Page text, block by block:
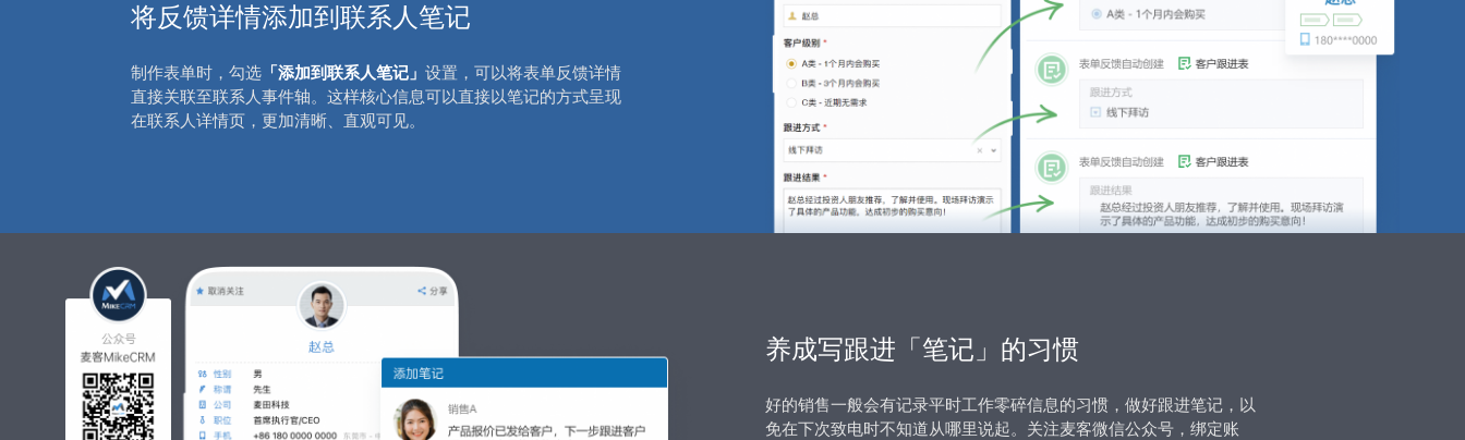
将反馈详情添加到联系人笔记
制作表单时，勾选 「添加到联系人笔记」 设置，可以将表单反馈详情
直接关联至联系人事件轴。这样核心信息可以直接以笔记的方式呈现
在联系人详情页，更加清晰、直观可见。
养成写跟进「笔记」的习惯
好的销售一般会有记录平时工作零碎信息的习惯，做好跟进笔记，以
免在下次致电时不知道从哪里说起。关注麦客微信公众号，绑定账